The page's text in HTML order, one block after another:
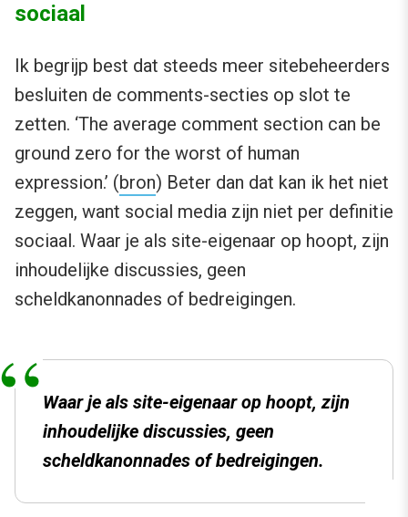
sociaal
Ik begrijp best dat steeds meer sitebeheerders
besluiten de comments-secties op slot te
zetten. ‘The average comment section can be
ground zero for the worst of human
expression.’ (bron) Beter dan dat kan ik het niet
zeggen, want social media zijn niet per definitie
sociaal. Waar je als site-eigenaar op hoopt, zijn
inhoudelijke discussies, geen
scheldkanonnades of bedreigingen.
Waar je als site-eigenaar op hoopt, zijn
inhoudelijke discussies, geen
scheldkanonnades of bedreigingen.